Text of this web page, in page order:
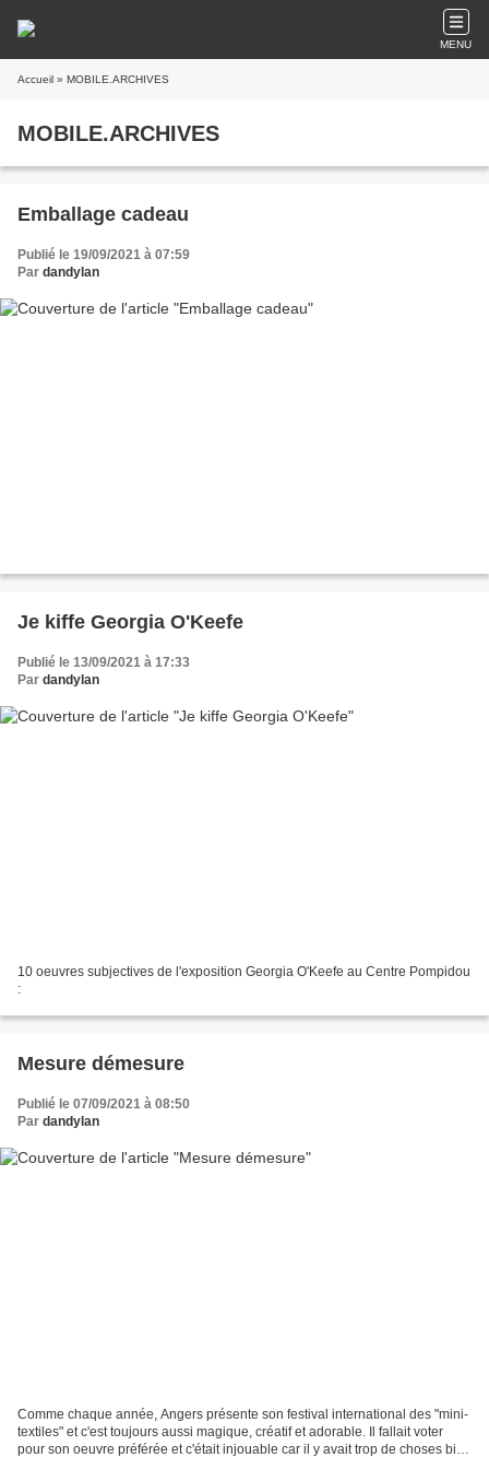
MENU
Accueil » MOBILE.ARCHIVES
MOBILE.ARCHIVES
Emballage cadeau
Publié le 19/09/2021 à 07:59
Par dandylan
Je kiffe Georgia O'Keefe
Publié le 13/09/2021 à 17:33
Par dandylan
10 oeuvres subjectives de l'exposition Georgia O'Keefe au Centre Pompidou
:
Mesure démesure
Publié le 07/09/2021 à 08:50
Par dandylan
Comme chaque année, Angers présente son festival international des "mini-
textiles" et c'est toujours aussi magique, créatif et adorable. Il fallait voter
pour son oeuvre préférée et c'était injouable car il y avait trop de choses bien